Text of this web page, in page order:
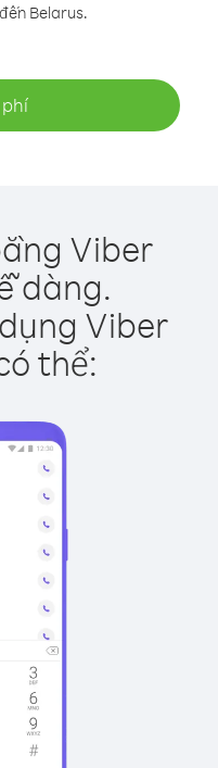
Belarus.
Viber
dàng.
Viber
thể: